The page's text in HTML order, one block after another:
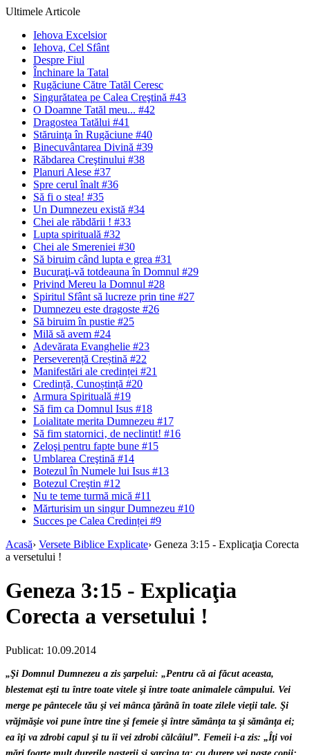
Ultimele Articole
Iehova Excelsior
Iehova, Cel Sfânt
Despre Fiul
Închinare la Tatal
Rugăciune Către Tatăl Ceresc
Singurătatea pe Calea Creştină #43
O Doamne Tatăl meu... #42
Dragostea Tatălui #41
Stăruinţa în Rugăciune #40
Binecuvântarea Divină #39
Răbdarea Creştinului #38
Planuri Alese #37
Spre cerul înalt #36
Să fi o stea! #35
Un Dumnezeu există #34
Chei ale răbdării ! #33
Lupta spirituală #32
Chei ale Smereniei #30
Să biruim când lupta e grea #31
Bucuraţi-vă totdeauna în Domnul #29
Privind Mereu la Domnul #28
Spiritul Sfânt să lucreze prin tine #27
Dumnezeu este dragoste #26
Să biruim în pustie #25
Milă să avem #24
Adevărata Evanghelie #23
Perseverență Creștină #22
Manifestări ale credinței #21
Credință, Cunoștință #20
Armura Spirituală #19
Să fim ca Domnul Isus #18
Loialitate merita Dumnezeu #17
Să fim statornici‚ de neclintit! #16
Zeloşi pentru fapte bune #15
Umblarea Creştină #14
Botezul în Numele lui Isus #13
Botezul Creştin #12
Nu te teme turmă mică #11
Mărturisim un singur Dumnezeu #10
Succes pe Calea Credinței #9
Acasă› Versete Biblice Explicate› Geneza 3:15 - Explicaţia Corecta
a versetului !
Geneza 3:15 - Explicaţia
Corecta a versetului !
Publicat: 10.09.2014
„Şi Domnul Dumnezeu a zis şarpelui: „Pentru că ai făcut aceasta,
blestemat eşti tu între toate vitele şi între toate animalele câmpului. Vei
merge pe pântecele tău şi vei mânca ţărână în toate zilele vieţii tale. Şi
vrăjmăşie voi pune între tine şi femeie şi între sămânţa ta şi sămânţa ei;
ea îţi va zdrobi capul şi tu îi vei zdrobi călcâiul”. Femeii i-a zis: „Îţi voi